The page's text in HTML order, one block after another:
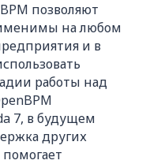
позволяют
на любом
и в
работы над
7, в будущем
других